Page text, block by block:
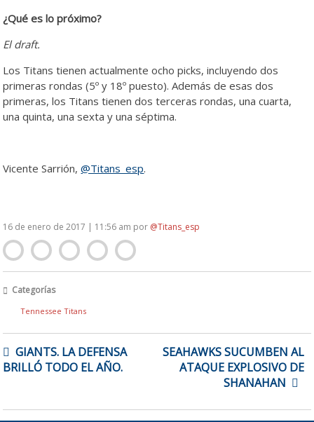
¿Qué es lo próximo?
El draft.
Los Titans tienen actualmente ocho picks, incluyendo dos
primeras rondas (5º y 18º puesto). Además de esas dos
primeras, los Titans tienen dos terceras rondas, una cuarta,
una quinta, una sexta y una séptima.
Vicente Sarrión,@Titans_esp.
16 de enero de 2017 | 11:56 am por @Titans_esp
Categorías
Tennessee Titans
DE
ENTRADAS
GIANTS. LA DEFENSA
BRILLÓ TODO EL AÑO.
SEAHAWKS SUCUMBEN AL
ATAQUE EXPLOSIVO DE
SHANAHAN